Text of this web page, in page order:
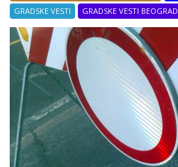
GRADSKE VESTI
GRADSKE VESTI BEOGRAD